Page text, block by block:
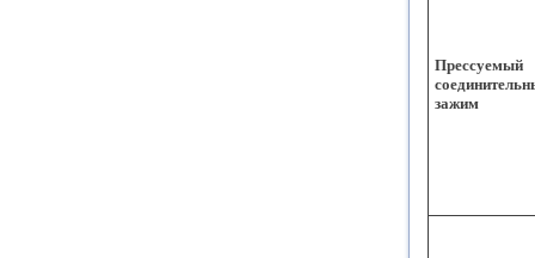
Прессуемый
зажим